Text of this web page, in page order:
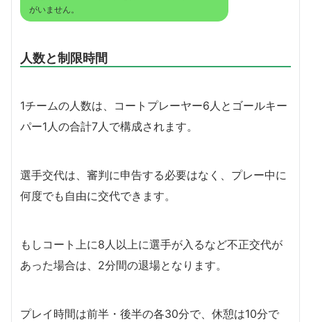
がいません。
人数と制限時間
1チームの人数は、コートプレーヤー6人とゴールキー
パー1人の合計7人で構成されます。
選手交代は、審判に申告する必要はなく、プレー中に
何度でも自由に交代できます。
もしコート上に8人以上に選手が入るなど不正交代が
あった場合は、2分間の退場となります。
プレイ時間は前半・後半の各30分で、休憩は10分で